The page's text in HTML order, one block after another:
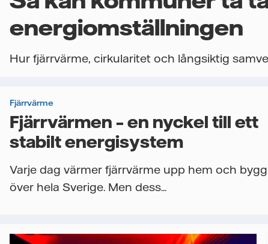
energiomställningen
Hur fjärrvärme, cirkularitet och långsiktig
Fjärrvärme
Fjärrvärmen – en nyckel till ett
stabilt energisystem
Varje dag värmer fjärrvärme upp hem och
över hela Sverige. Men dess...